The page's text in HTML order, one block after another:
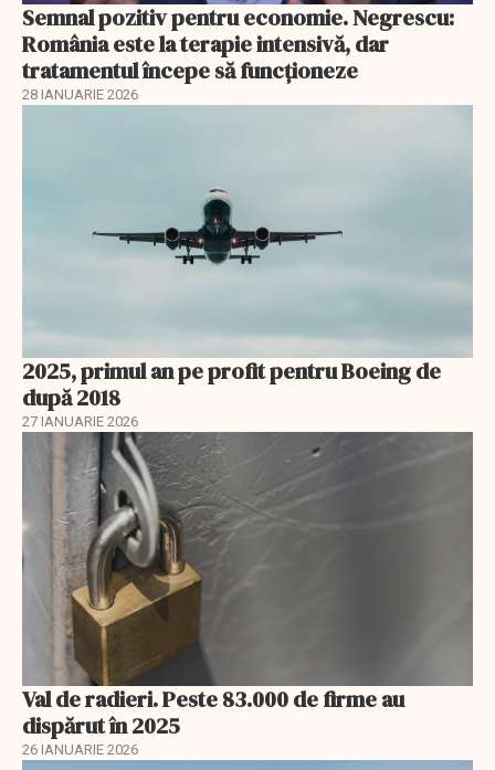
Semnal pozitiv pentru economie. Negrescu:
România este la terapie intensivă, dar
tratamentul începe să funcționeze
28 IANUARIE 2026
2025, primul an pe profit pentru Boeing de
după 2018
27 IANUARIE 2026
Val de radieri. Peste 83.000 de firme au
dispărut în 2025
26 IANUARIE 2026